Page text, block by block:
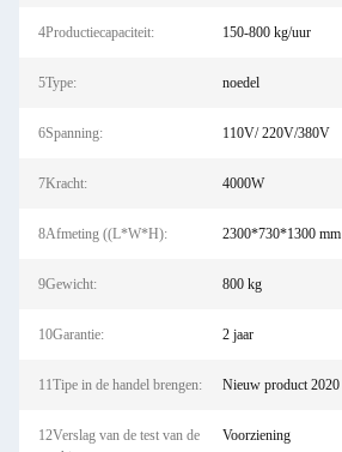
4Productiecapaciteit: 150-800 kg/uur
5Type: noedel
6Spanning: 110V/ 220V/380V
7Kracht: 4000W
8Afmeting ((L*W*H): 2300*730*1300 mm
9Gewicht: 800 kg
10Garantie: 2 jaar
11Tipe in de handel brengen: Nieuw product 2020
12Verslag van de test van de
Voorziening